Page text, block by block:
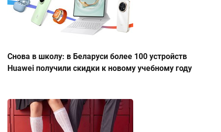
Снова в школу: в Беларуси более 100 устройств
Huawei получили скидки к новому учебному году